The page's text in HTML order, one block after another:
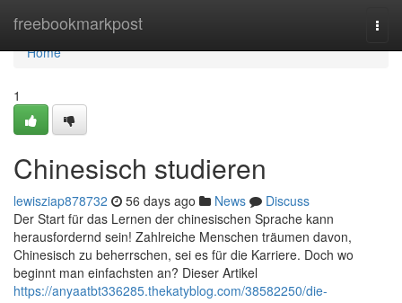
freebookmarkpost
Home
Home
1
Chinesisch studieren
lewisziap878732 56 days ago News
Discuss
Der Start für das Lernen der chinesischen Sprache kann
herausfordernd sein! Zahlreiche Menschen träumen davon,
Chinesisch zu beherrschen, sei es für die Karriere. Doch wo
beginnt man einfachsten an? Dieser Artikel
https://anyaatbt336285.thekatyblog.com/38582250/die-